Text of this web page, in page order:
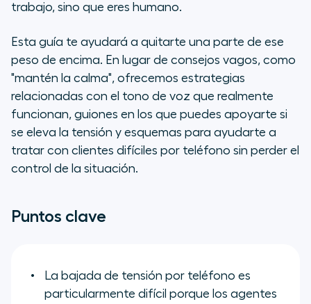
El arte de manejar conversaciones
20 plantillas de guiones para
conversaciones difíciles
Maneja las llamadas difíciles con
confianza gracias a Aircall
Preguntas frecuentes sobre cómo
trabajo, sino que eres humano.
Esta guía te ayudará a quitarte una parte de ese
peso de encima. En lugar de consejos vagos, como
"mantén la calma", ofrecemos estrategias
relacionadas con el tono de voz que realmente
funcionan, guiones en los que puedes apoyarte si
se eleva la tensión y esquemas para ayudarte a
tratar con clientes difíciles por teléfono sin perder el
control de la situación.
Puntos clave
La bajada de tensión por teléfono es
particularmente difícil porque los agentes